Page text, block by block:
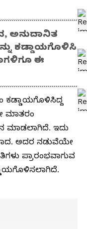
ಅನುದಾನಿತ
ಕಡ್ಡಾಯಗೊಳಿಸಿ
ಈ
ಕಡ್ಡಾಯಗೊಳಿಸಿದ್ದ
ಮಾತರಂ
ಮಾಡಲಾಗಿದೆ. ಇದು
ಅದರ ನಡುವೆಯೇ
ಪ್ರಾರಂಭವಾಗುವ